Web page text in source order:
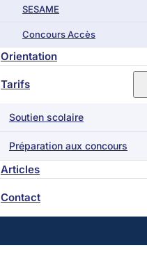
SESAME
Concours Accès
Orientation
Tarifs
Soutien scolaire
Préparation aux concours
Articles
Contact